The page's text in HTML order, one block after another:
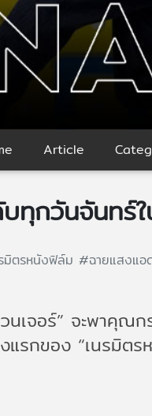
Article
ทุกวันจันทร์
มิตรหนังฟิล์ม#ฉายแสงแอ
นเจอร์” จะพาคุ
รกของ “เนรมิต